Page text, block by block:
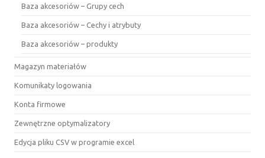
Baza akcesoriów – Grupy cech
Baza akcesoriów – Cechy i atrybuty
Baza akcesoriów – produkty
Magazyn materiałów
Komunikaty logowania
Konta firmowe
Zewnętrzne optymalizatory
Edycja pliku CSV w programie excel